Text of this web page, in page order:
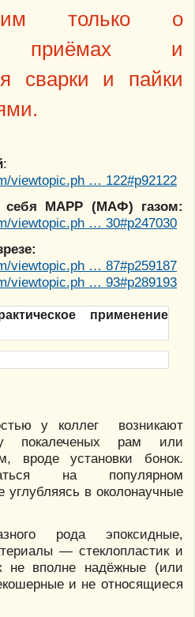
только о
приёмах и
сварки и пайки
:
viewtopic.ph … 122#p92122
себя МАРР (МАФ) газом:
viewtopic.ph … 30#p247030
viewtopic.ph … 87#p259187
viewtopic.ph … 93#p289193
применение
у коллег возникают
покалеченых рам или
вроде установки бонок.
на популярном
углубляясь в околонаучные
рода эпоксидные,
— стеклопластик и
не вполне надёжные (или
и не относящиеся